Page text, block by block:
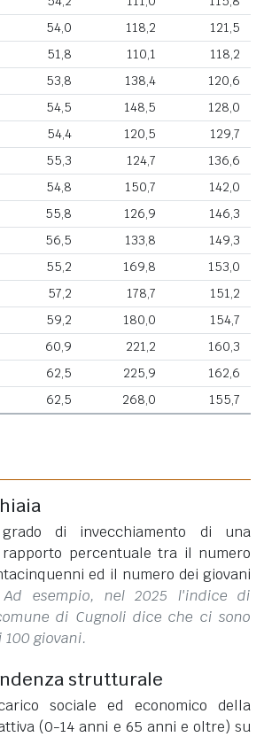
54,0 118,2
121,5
51,8 110,1
118,2
53,8 138,4
120,6
54,5 148,5
128,0
54,4 120,5
129,7
55,3 124,7
136,6
54,8 150,7
142,0
55,8 126,9
146,3
56,5 133,8
149,3
55,2 169,8
153,0
57,2 178,7
151,2
59,2 180,0
154,7
60,9 221,2
160,3
62,5 225,9
162,6
62,5 268,0 155,7
di invecchiamento di una
percentuale tra il numero
ed il numero dei giovani
Ad esempio, nel 2025 l'indice di
di Cugnoli dice che ci sono
100 giovani.
strutturale
sociale ed economico della
(0-14 anni e 65 anni e oltre) su